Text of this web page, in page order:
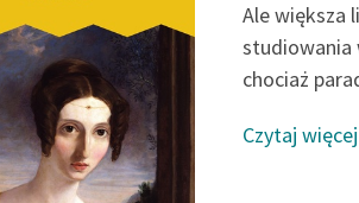
Ale większa
studiowania
chociaż
Czytaj więcej